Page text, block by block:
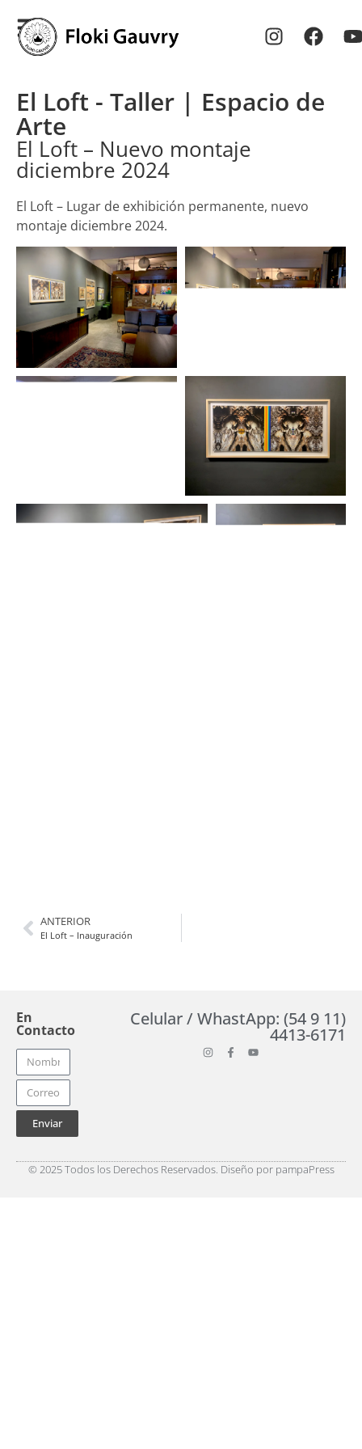
El Loft - Taller | Espacio de
Arte
El Loft – Nuevo montaje
diciembre 2024
El Loft – Lugar de exhibición permanente, nuevo
montaje diciembre 2024.
ANTERIOR
El Loft – Inauguración
En
Contacto
Enviar
Celular / WhastApp: (54 9 11)
4413-6171
© 2025 Todos los Derechos Reservados. Diseño por pampaPress